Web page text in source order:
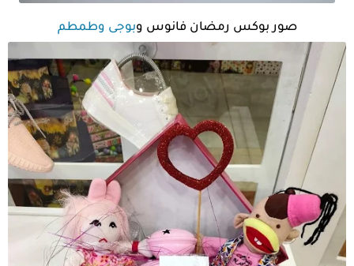
صور بوكس رمضان فانوس وبوجى وطمطم